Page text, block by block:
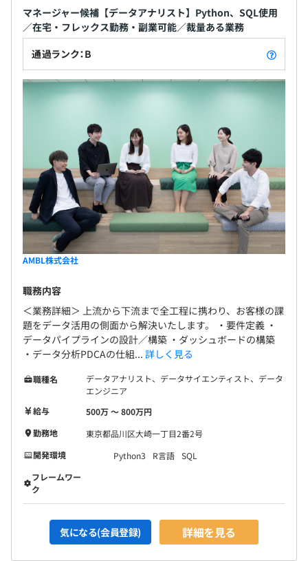
マネージャー候補【データアナリスト】Python、SQL使用
／在宅・フレックス勤務・副業可能／裁量ある業務
通過ランク：B
AMBL株式会社
職務内容
＜業務詳細＞ 上流から下流まで全工程に携わり、お客様の課
題をデータ活用の側面から解決いたします。 ・要件定義 ・
データパイプラインの設計／構築 ・ダッシュボードの構築
・データ分析PDCAの仕組... 詳しく見る
職種名
データアナリスト、データサイエンティスト、データ
エンジニア
給与
500万 〜 800万円
勤務地
東京都品川区大崎一丁目2番2号
開発環境
Python3 R言語 SQL
フレームワー
ク
気になる(会員登録) 詳細を見る